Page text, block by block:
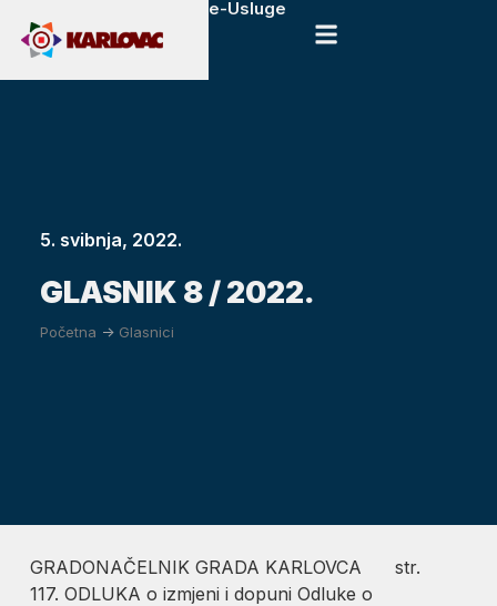
e-Usluge
5. svibnja, 2022.
GLASNIK 8 / 2022.
Početna -> Glasnici
GRADONAČELNIK GRADA KARLOVCA str.
117. ODLUKA o izmjeni i dopuni Odluke o